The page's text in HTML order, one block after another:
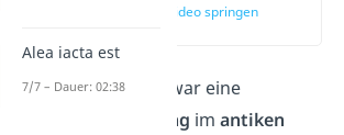
zur Stelle im Video springen
Das Scherbengericht war eine
politische Abstimmung im antiken
Alea iacta est
7/7 – Dauer: 02:38